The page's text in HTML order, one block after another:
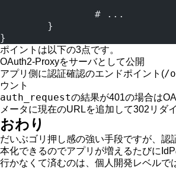
		# ...
	}
}
ポイントは以下の3点です。
OAuth2-Proxyをサーバとして公開
アプリ側に認証確認のエンドポイント(/
ウント
auth_requestの結果が401の場合は
メータに現在のURLを追加して302リダ
おわり
だいぶゴリ押し感の強い手段ですが、認
本化できるのでアプリが増えるたびに
行かなくて済むのは、個人開発レベルで